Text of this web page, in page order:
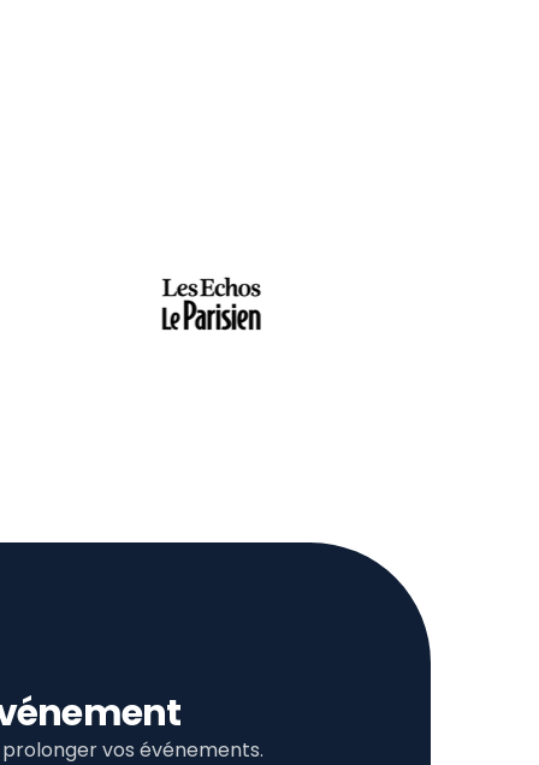
vos événements.